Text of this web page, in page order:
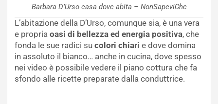
Barbara D’Urso casa dove abita – NonSapeviChe
L’abitazione della D’Urso, comunque sia, è una vera
e propria oasi di bellezza ed energia positiva, che
fonda le sue radici su colori chiari e dove domina
in assoluto il bianco… anche in cucina, dove spesso
nei video è possibile vedere il piano cottura che fa
sfondo alle ricette preparate dalla conduttrice.